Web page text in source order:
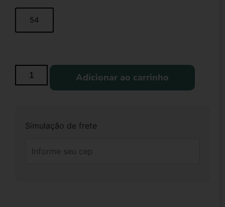
54
Adicionar ao carrinho
Simulação de frete